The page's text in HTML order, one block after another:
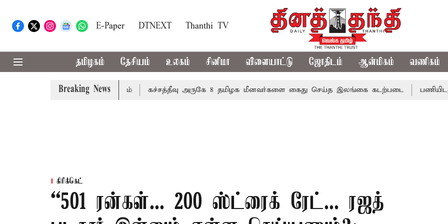
E-Paper DTNEXT Thanthi TV
தமிழகம் தேசியம் உலகம் சினிமா விளையாட்டு ஜோதிடம் ஆன்மிகம் வணிகம்
Breaking News
போக்குவரத்து மாற்றம் கச்சத்தீவு அருகே 8 தமிழக மீனவர்களை கைது செய்த இலங்கை கடற்படை பணியிடத்தில்
கிரிக்கெட்
“501 ரன்கள்... 200 ஸ்ட்ரைக் ரேட்... ரஜத்